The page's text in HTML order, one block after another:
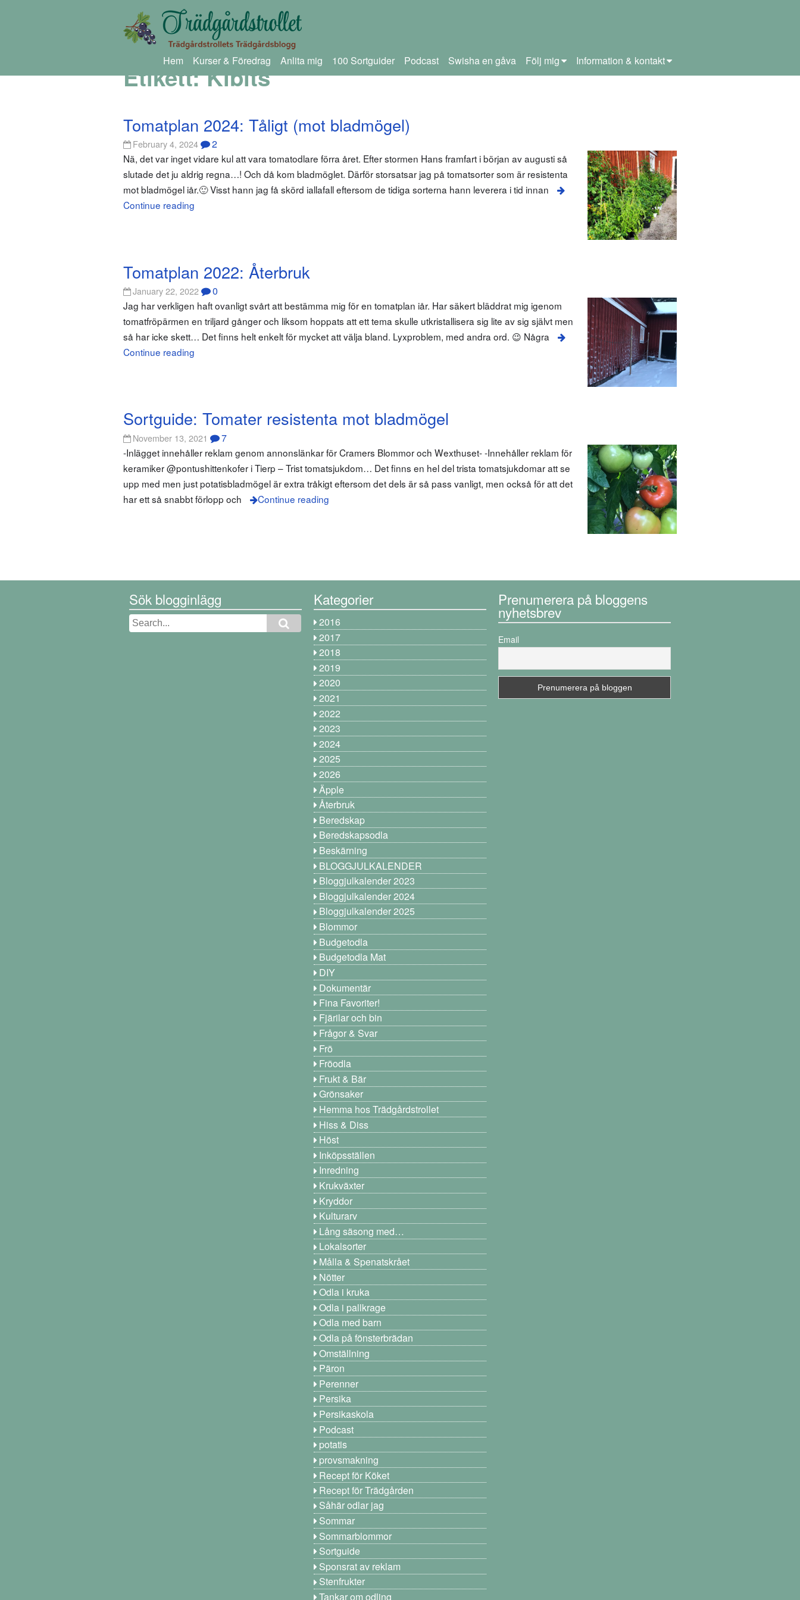
Hem Kurser & Föredrag Anlita mig 100 Sortguider Podcast Swisha en gåva Följ mig Information & kontakt
Etikett:Kibits
Tomatplan 2024: Tåligt (mot bladmögel)
February 4, 2024 2
Nä, det var inget vidare kul att vara tomatodlare förra året. Efter stormen Hans framfart i början av augusti så
slutade det ju aldrig regna…! Och då kom bladmöglet. Därför storsatsar jag på tomatsorter som är resistenta
mot bladmögel iår.🙂 Visst hann jag få skörd iallafall eftersom de tidiga sorterna hann leverera i tid innan
Continue reading
Tomatplan 2022: Återbruk
January 22, 2022 0
Jag har verkligen haft ovanligt svårt att bestämma mig för en tomatplan iår. Har säkert bläddrat mig igenom
tomatfröpärmen en triljard gånger och liksom hoppats att ett tema skulle utkristallisera sig lite av sig självt men
så har icke skett… Det finns helt enkelt för mycket att välja bland. Lyxproblem, med andra ord. 😉 Några
Continue reading
Sortguide: Tomater resistenta mot bladmögel
November 13, 2021 7
-Inlägget innehåller reklam genom annonslänkar för Cramers Blommor och Wexthuset- -Innehåller reklam för
keramiker @pontushittenkofer i Tierp – Trist tomatsjukdom… Det finns en hel del trista tomatsjukdomar att se
upp med men just potatisbladmögel är extra tråkigt eftersom det dels är så pass vanligt, men också för att det
har ett så snabbt förlopp och
Continue reading
Sök blogginlägg Kategorier
2016
2017
2018
2019
2020
2021
2022
2023
2024
2025
2026
Äpple
Återbruk
Beredskap
Beredskapsodla
Beskärning
BLOGGJULKALENDER
Bloggjulkalender 2023
Bloggjulkalender 2024
Bloggjulkalender 2025
Blommor
Budgetodla
Budgetodla Mat
DIY
Dokumentär
Fina Favoriter!
Fjärilar och bin
Frågor & Svar
Frö
Fröodla
Frukt & Bär
Grönsaker
Hemma hos Trädgårdstrollet
Hiss & Diss
Höst
Inköpsställen
Inredning
Krukväxter
Kryddor
Kulturarv
Lång säsong med…
Lokalsorter
Målla & Spenatskrået
Nötter
Odla i kruka
Odla i pallkrage
Odla med barn
Odla på fönsterbrädan
Omställning
Päron
Perenner
Persika
Persikaskola
Podcast
potatis
provsmakning
Recept för Köket
Recept för Trädgården
Såhär odlar jag
Sommar
Sommarblommor
Sortguide
Sponsrat av reklam
Stenfrukter
Tankar om odling
Prenumerera på bloggens
nyhetsbrev
Email